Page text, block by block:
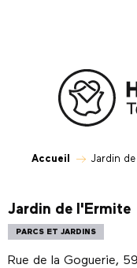
Accueil Jardin
Jardin de l'Ermite
PARCS ET JARDINS
Rue de la Goguerie,